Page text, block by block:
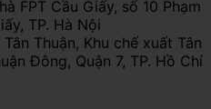
FPT Cầu Giấy, số 10 Phạm
TP. Hà Nội
Thuận, Khu chế xuất Tân
Đông, Quận 7, TP. Hồ Chí